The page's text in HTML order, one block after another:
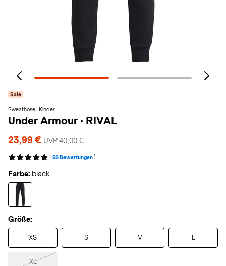
Sale
Sweathose · Kinder
Under Armour · RIVAL
23,99 € UVP 40,00 €
58 Bewertungen 1
Farbe: black
Größe:
XS S M L
XL